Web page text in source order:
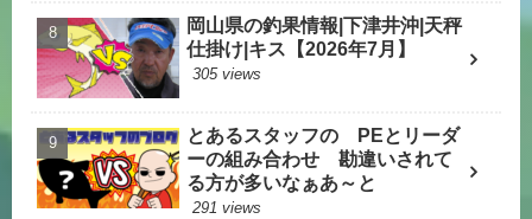
岡山県の釣果情報|下津井沖|天秤
仕掛け|キス【2026年7月】
305 views
とあるスタッフの PEとリーダ
ーの組み合わせ 勘違いされて
る方が多いなぁあ～と
291 views